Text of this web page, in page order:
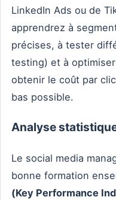
LinkedIn Ads ou de
apprendrez à
précises, à tester
testing) et à
obtenir le coût par
bas possible.
Analyse
Le social media
bonne formation
(Key Performance